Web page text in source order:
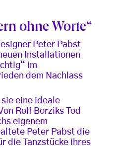
ohne Worte“
Peter Pabst
Installationen
im
dem Nachlass
eine ideale
Rolf Borziks Tod
eigenem
Peter Pabst die
die Tanzstücke ihres